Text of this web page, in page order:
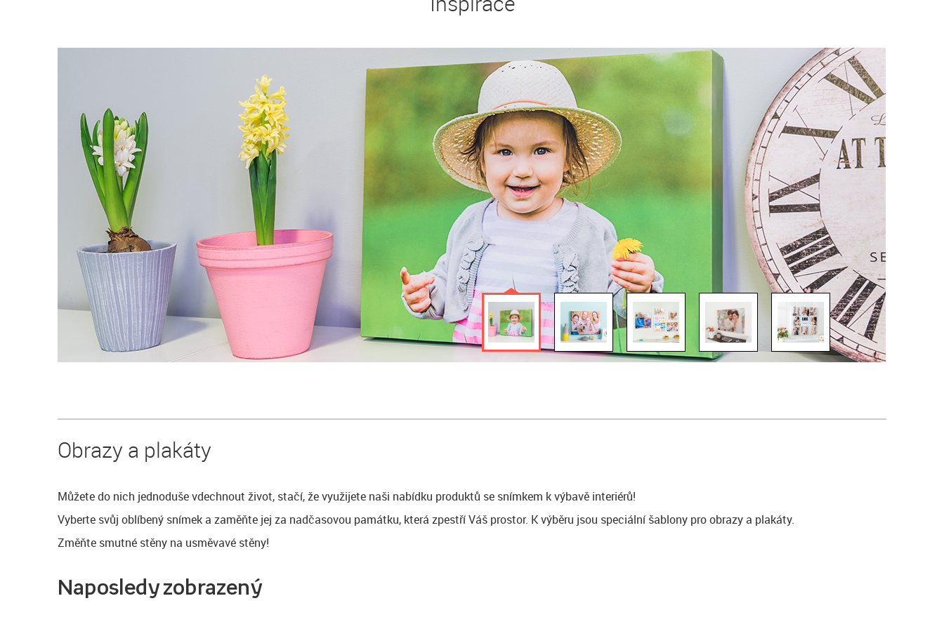
Obrazy a plakáty
Můžete do nich jednoduše vdechnout život, stačí, že využijete naši nabídku produktů se snímkem k výbavě interiérů!
Vyberte svůj oblíbený snímek a zaměňte jej za nadčasovou památku, která zpestří Váš prostor. K výběru jsou speciální šablony pro obrazy a plakáty.
Změňte smutné stěny na usměvavé stěny!
Naposledy zobrazený